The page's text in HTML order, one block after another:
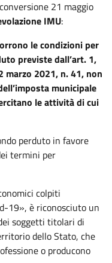
21 maggio
IMU:
le condizioni per
previste dall’art. 1,
marzo 2021, n. 41, non
municipale
le attività di cui
perduto in favore
termini per
colpiti
19», è riconosciuto un
soggetti titolari di
dello Stato, che
o producono